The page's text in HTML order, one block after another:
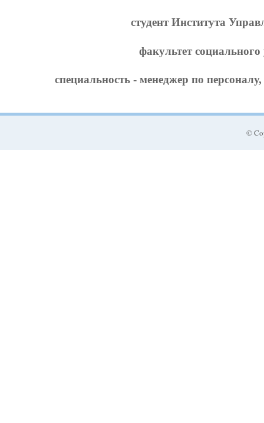
студент Института
факультет
специальность - менеджер по
©